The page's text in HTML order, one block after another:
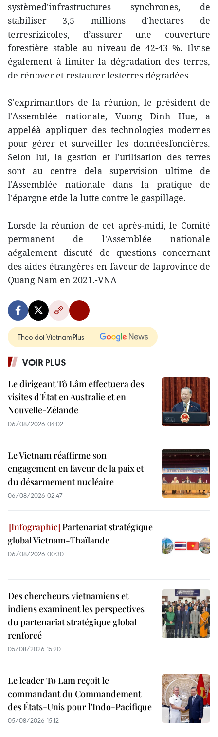
systèmed'infrastructures synchrones, de
stabiliser 3,5 millions d'hectares de
terresrizicoles, d’assurer une couverture
forestière stable au niveau de 42-43 %. Ilvise
également à limiter la dégradation des terres,
de rénover et restaurer lesterres dégradées...
S'exprimantlors de la réunion, le président de
l'Assemblée nationale, Vuong Dinh Hue, a
appeléà appliquer des technologies modernes
pour gérer et surveiller les donnéesfoncières.
Selon lui, la gestion et l'utilisation des terres
sont au centre dela supervision ultime de
l'Assemblée nationale dans la pratique de
l'épargne etde la lutte contre le gaspillage.
Lorsde la réunion de cet après-midi, le Comité
permanent de l'Assemblée nationale
aégalement discuté de questions concernant
des aides étrangères en faveur de laprovince de
Quang Nam en 2021.-VNA
Theo dõi VietnamPlus
VOIR PLUS
Le dirigeant Tô Lâm effectuera des
visites d'État en Australie et en
Nouvelle-Zélande
06/08/2026 04:02
Le Vietnam réaffirme son
engagement en faveur de la paix et
du désarmement nucléaire
06/08/2026 02:47
Partenariat stratégique
global Vietnam-Thaïlande
06/08/2026 00:30
Des chercheurs vietnamiens et
indiens examinent les perspectives
du partenariat stratégique global
renforcé
05/08/2026 15:20
Le leader To Lam reçoit le
commandant du Commandement
des États-Unis pour l’Indo-Pacifique
05/08/2026 15:12